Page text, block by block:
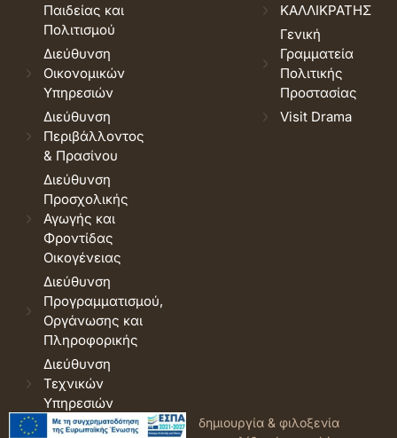
Παιδείας και
Πολιτισμού
Διεύθυνση
Οικονομικών
Υπηρεσιών
Διεύθυνση
Περιβάλλοντος
& Πρασίνου
Διεύθυνση
Προσχολικής
Αγωγής και
Φροντίδας
Οικογένειας
Διεύθυνση
Προγραμματισμού,
Οργάνωσης και
Πληροφορικής
Διεύθυνση
Τεχνικών
Υπηρεσιών
ΚΑΛΛΙΚΡΑΤΗΣ
Γενική
Γραμματεία
Πολιτικής
Προστασίας
Visit Drama
© 2026 Δήμος Δράμας. Όροι
δημιουργία & φιλοξενία